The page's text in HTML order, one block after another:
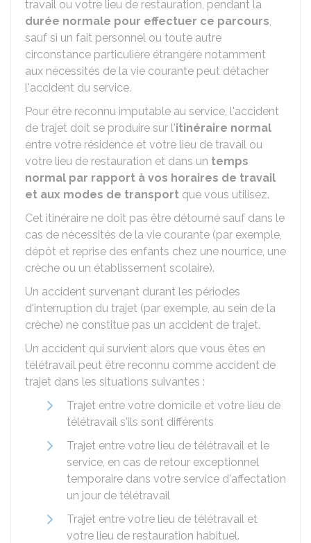
travail ou votre lieu de restauration, pendant la
durée normale pour effectuer ce parcours,
sauf si un fait personnel ou toute autre
circonstance particulière étrangère notamment
aux nécessités de la vie courante peut détacher
l'accident du service.
Pour être reconnu imputable au service, l'accident
de trajet doit se produire sur l'itinéraire normal
entre votre résidence et votre lieu de travail ou
votre lieu de restauration et dans un temps
normal par rapport à vos horaires de travail
et aux modes de transport que vous utilisez.
Cet itinéraire ne doit pas être détourné sauf dans le
cas de nécessités de la vie courante (par exemple,
dépôt et reprise des enfants chez une nourrice, une
crèche ou un établissement scolaire).
Un accident survenant durant les périodes
d'interruption du trajet (par exemple, au sein de la
crèche) ne constitue pas un accident de trajet.
Un accident qui survient alors que vous êtes en
télétravail peut être reconnu comme accident de
trajet dans les situations suivantes :
Trajet entre votre domicile et votre lieu de
télétravail s'ils sont différents
Trajet entre votre lieu de télétravail et le
service, en cas de retour exceptionnel
temporaire dans votre service d'affectation
un jour de télétravail
Trajet entre votre lieu de télétravail et
votre lieu de restauration habituel.